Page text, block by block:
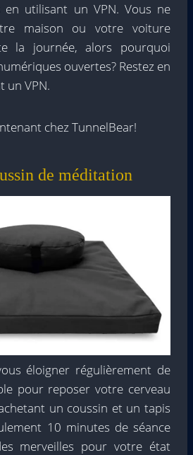
en utilisant un VPN. Vous ne
maison ou votre voiture
la journée, alors pourquoi
ouvertes? Restez en
un VPN.
chez TunnelBear!
de méditation
éloigner régulièrement de
pour reposer votre cerveau
un coussin et un tapis
10 minutes de séance
merveilles pour votre état